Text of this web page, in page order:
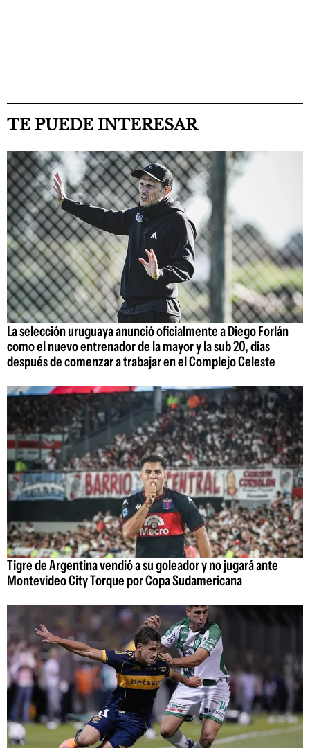
TE PUEDE INTERESAR
La selección uruguaya anunció oficialmente a Diego Forlán
como el nuevo entrenador de la mayor y la sub 20, días
después de comenzar a trabajar en el Complejo Celeste
Tigre de Argentina vendió a su goleador y no jugará ante
Montevideo City Torque por Copa Sudamericana